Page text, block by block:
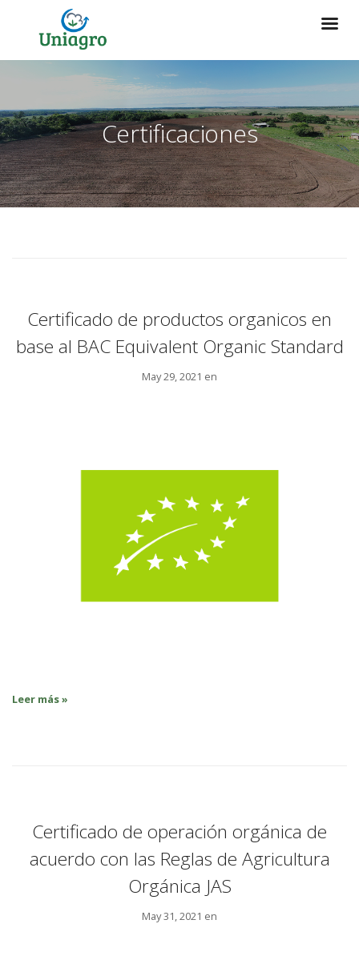
Certificaciones
Certificado de productos organicos en
base al BAC Equivalent Organic Standard
May 29, 2021 en
Leer más »
Certificado de operación orgánica de
acuerdo con las Reglas de Agricultura
Orgánica JAS
May 31, 2021 en